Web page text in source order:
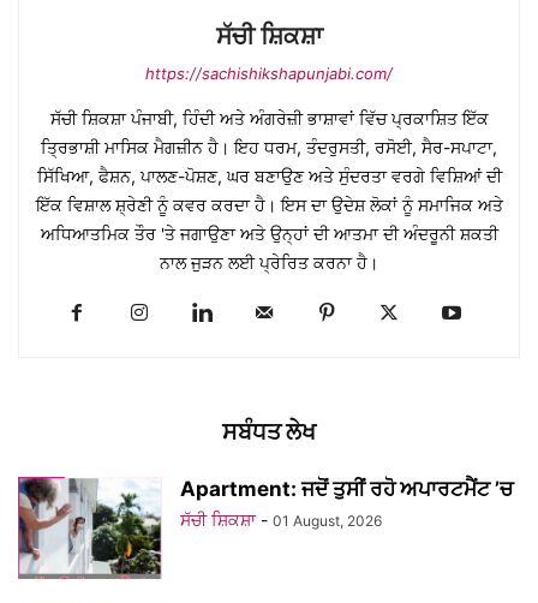
ਸੱਚੀ ਸ਼ਿਕਸ਼ਾ
https://sachishikshapunjabi.com/
ਸੱਚੀ ਸ਼ਿਕਸ਼ਾ ਪੰਜਾਬੀ, ਹਿੰਦੀ ਅਤੇ ਅੰਗਰੇਜ਼ੀ ਭਾਸ਼ਾਵਾਂ ਵਿੱਚ ਪ੍ਰਕਾਸ਼ਿਤ ਇੱਕ
ਤ੍ਰਿਭਾਸ਼ੀ ਮਾਸਿਕ ਮੈਗਜ਼ੀਨ ਹੈ। ਇਹ ਧਰਮ, ਤੰਦਰੁਸਤੀ, ਰਸੋਈ, ਸੈਰ-ਸਪਾਟਾ,
ਸਿੱਖਿਆ, ਫੈਸ਼ਨ, ਪਾਲਣ-ਪੋਸ਼ਣ, ਘਰ ਬਣਾਉਣ ਅਤੇ ਸੁੰਦਰਤਾ ਵਰਗੇ ਵਿਸ਼ਿਆਂ ਦੀ
ਇੱਕ ਵਿਸ਼ਾਲ ਸ਼੍ਰੇਣੀ ਨੂੰ ਕਵਰ ਕਰਦਾ ਹੈ। ਇਸ ਦਾ ਉਦੇਸ਼ ਲੋਕਾਂ ਨੂੰ ਸਮਾਜਿਕ ਅਤੇ
ਅਧਿਆਤਮਿਕ ਤੌਰ 'ਤੇ ਜਗਾਉਣਾ ਅਤੇ ਉਨ੍ਹਾਂ ਦੀ ਆਤਮਾ ਦੀ ਅੰਦਰੂਨੀ ਸ਼ਕਤੀ
ਨਾਲ ਜੁੜਨ ਲਈ ਪ੍ਰੇਰਿਤ ਕਰਨਾ ਹੈ।
ਸਬੰਧਤ ਲੇਖ
Apartment: ਜਦੋਂ ਤੁਸੀਂ ਰਹੋ ਅਪਾਰਟਮੈਂਟ ’ਚ
ਸੱਚੀ ਸ਼ਿਕਸ਼ਾ - 01 August, 2026